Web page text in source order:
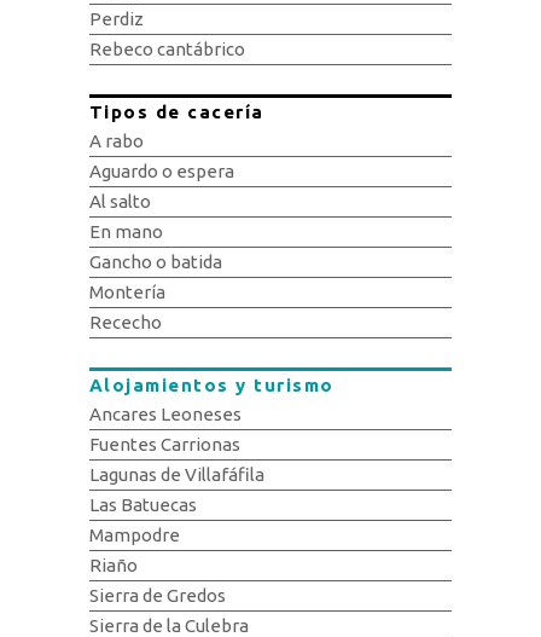
Perdiz
Rebeco cantábrico
Tipos de cacería
A rabo
Aguardo o espera
Al salto
En mano
Gancho o batida
Montería
Rececho
Alojamientos y turismo
Ancares Leoneses
Fuentes Carrionas
Lagunas de Villafáfila
Las Batuecas
Mampodre
Riaño
Sierra de Gredos
Sierra de la Culebra